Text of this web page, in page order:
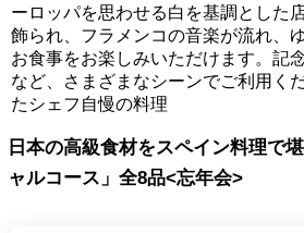
ーロッパを思わせる白を基調とした
飾られ、フラメンコの音楽が流れ、
お食事をお楽しみいただけます。記
など、さまざまなシーンでご利用く
たシェフ自慢の料理
日本の高級食材をスペイン料理で
ャルコース」全8品<忘年会>